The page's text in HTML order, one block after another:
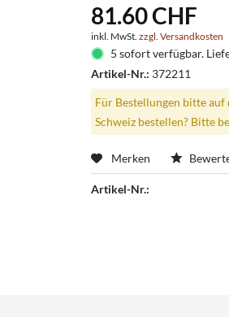
81.60 CHF
inkl. MwSt.zzgl. Versandkosten
5 sofort verfügbar.
Artikel-Nr.: 372211
Für Bestellungen bitte auf
Schweiz bestellen? Bitte
Merken
Artikel-Nr.: